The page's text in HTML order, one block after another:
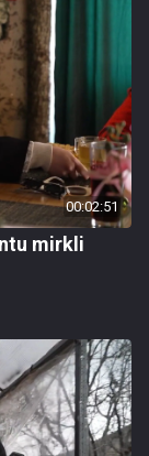
00:02:51
mirkli